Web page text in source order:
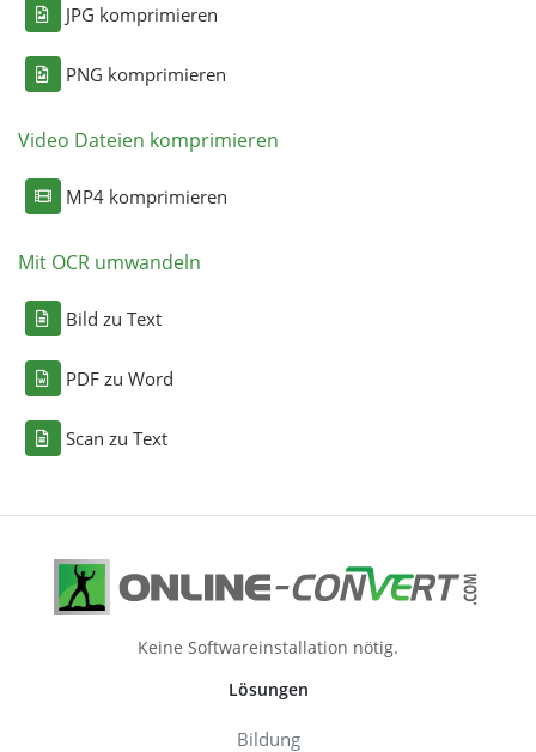
JPG komprimieren
PNG komprimieren
Video Dateien komprimieren
MP4 komprimieren
Mit OCR umwandeln
Bild zu Text
PDF zu Word
Scan zu Text
Keine Softwareinstallation nötig.
Lösungen
Bildung